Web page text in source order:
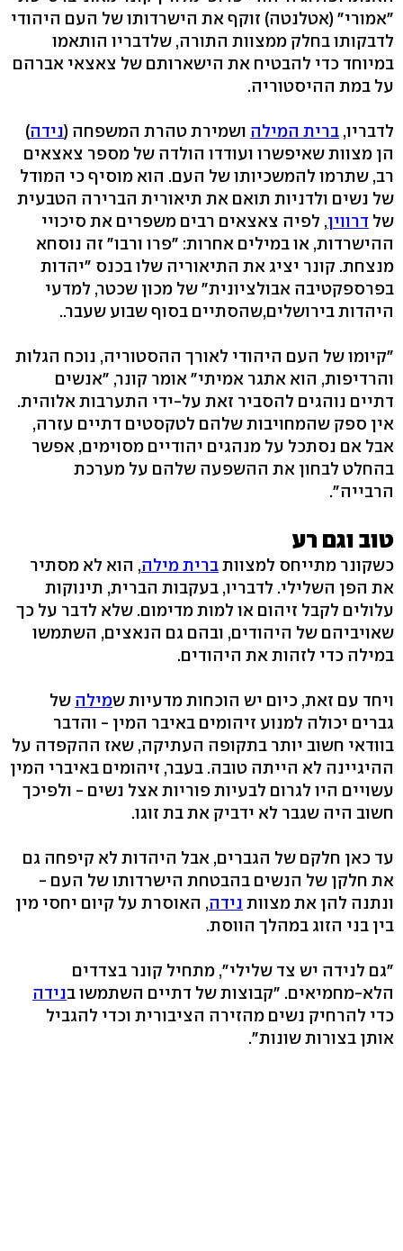
"אמורי" (אטלנטה) זוקף את הישרדותו של העם היהודי
לדבקותו בחלק ממצוות התורה, שלדבריו הותאמו
במיוחד כדי להבטיח את הישארותם של צאצאי אברהם
על במת ההיסטוריה.
לדבריו, ברית המילה ושמירת טהרת המשפחה (נידה)
הן מצוות שאיפשרו ועודדו הולדה של מספר צאצאים
רב, שתרמו להמשכיותו של העם. הוא מוסיף כי המודל
של נשים ולדניות תואם את תיאורית הברירה הטבעית
של דרווין, לפיה צאצאים רבים משפרים את סיכויי
ההישרדות, או במילים אחרות: "פרו ורבו" זה נוסחא
מנצחת. קונר יציג את התיאוריה שלו בכנס "יהדות
בפרספקטיבה אבולציונית" של מכון שכטר, למדעי
היהדות בירושלים,שהסתיים בסוף שבוע שעבר..
"קיומו של העם היהודי לאורך ההסטוריה, נוכח הגלות
והרדיפות, הוא אתגר אמיתי" אומר קונר, "אנשים
דתיים נוהגים להסביר זאת על-ידי התערבות אלוהית.
אין ספק שהמחויבות שלהם לטקסטים דתיים עזרה,
אבל אם נסתכל על מנהגים יהודיים מסוימים, אפשר
בהחלט לבחון את ההשפעה שלהם על מערכת
הרבייה".
טוב וגם רע
כשקונר מתייחס למצוותברית מילה, הוא לא מסתיר
את הפן השלילי. לדבריו, בעקבות הברית, תינוקות
עלולים לקבל זיהום או למות מדימום. שלא לדבר על כך
שאויביהם של היהודים, ובהם גם הנאצים, השתמשו
במילה כדי לזהות את היהודים.
ויחד עם זאת, כיום יש הוכחות מדעיות שמילה של
גברים יכולה למנוע זיהומים באיבר המין - והדבר
בוודאי חשוב יותר בתקופה העתיקה, שאז ההקפדה על
ההיגיינה לא הייתה טובה. בעבר, זיהומים באיברי המין
עשויים היו לגרום לבעיות פוריות אצל נשים - ולפיכך
חשוב היה שגבר לא ידביק את בת זוגו.
עד כאן חלקם של הגברים, אבל היהדות לא קיפחה גם
את חלקן של הנשים בהבטחת הישרדותו של העם -
ונתנה להן את מצוות נידה, האוסרת על קיום יחסי מין
בין בני הזוג במהלך הווסת.
"גם לנידה יש צד שלילי", מתחיל קונר בצדדים
הלא-מחמיאים. "קבוצות של דתיים השתמשו בנידה
כדי להרחיק נשים מהזירה הציבורית וכדי להגביל
אותן בצורות שונות".